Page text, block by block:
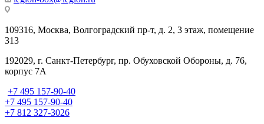
109316, Москва, Волгоградский пр-т, д. 2, 3 этаж, помещение
313
192029, г. Санкт-Петербург, пр. Обуховской Обороны, д. 76,
корпус 7А
+7 495 157-90-40
+7 495 157-90-40
+7 812 327-3026